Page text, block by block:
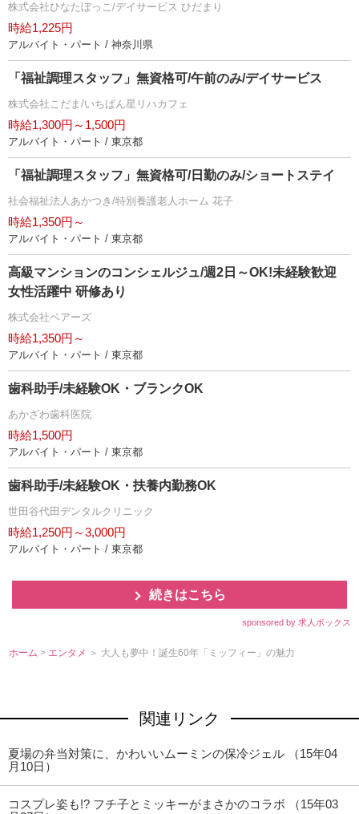
株式会社ひなたぼっこ/デイサービス ひだまり
時給1,225円
アルバイト・パート / 神奈川県
「福祉調理スタッフ」無資格可/午前のみ/デイサービス
株式会社こだま/いちばん星リハカフェ
時給1,300円～1,500円
アルバイト・パート / 東京都
「福祉調理スタッフ」無資格可/日勤のみ/ショートステイ
社会福祉法人あかつき/特別養護老人ホーム 花子
時給1,350円～
アルバイト・パート / 東京都
高級マンションのコンシェルジュ/週2日～OK!未経験歓迎
女性活躍中 研修あり
株式会社ベアーズ
時給1,350円～
アルバイト・パート / 東京都
歯科助手/未経験OK・ブランクOK
あかざわ歯科医院
時給1,500円
アルバイト・パート / 東京都
歯科助手/未経験OK・扶養内勤務OK
世田谷代田デンタルクリニック
時給1,250円～3,000円
アルバイト・パート / 東京都
続きはこちら
sponsored by 求人ボックス
ホーム > エンタメ ＞ 大人も夢中！誕生60年「ミッフィー」の魅力
関連リンク
夏場の弁当対策に、かわいいムーミンの保冷ジェル （15年04
月10日）
コスプレ姿も!? フチ子とミッキーがまさかのコラボ （15年03